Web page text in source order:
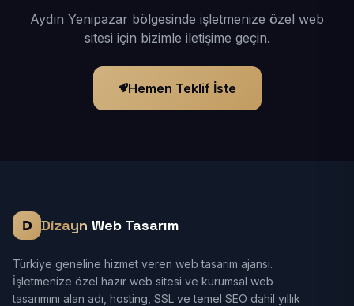
Aydın Yenipazar bölgesinde işletmenize özel web
sitesi için bizimle iletişime geçin.
Hemen Teklif İste
Dizayn Web Tasarım
Türkiye geneline hizmet veren web tasarım ajansı.
İşletmenize özel hazır web sitesi ve kurumsal web
tasarımını alan adı, hosting, SSL ve temel SEO dahil yıllık